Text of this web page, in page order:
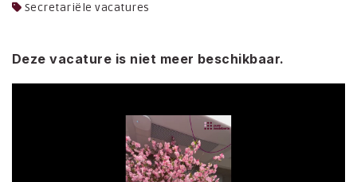
Secretariële vacatures
Deze vacature is niet meer beschikbaar.